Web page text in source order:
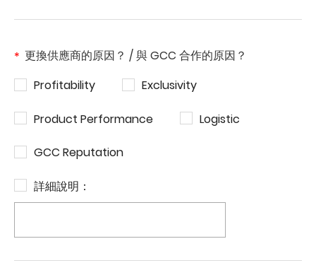
更換供應商的原因？ / 與 GCC 合作的原因？
Profitability
Exclusivity
Product Performance Logistic
GCC Reputation
詳細說明：